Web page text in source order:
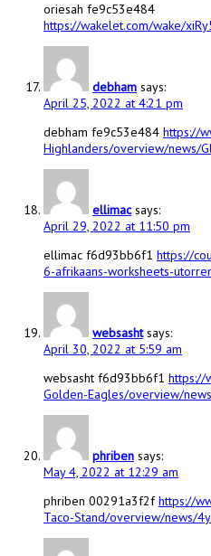
oriesah fe9c53e484
https://wakelet.com/wake/
debham says:
April 25, 2022 at 4:21 pm
debham fe9c53e484 https://
Highlanders/overview/news/
ellimac says:
April 29, 2022 at 11:50 pm
ellimac f6d93bb6f1 https://
6-afrikaans-worksheets-
websasht says:
April 30, 2022 at 5:59 am
websasht f6d93bb6f1 https://
Golden-Eagles/overview/
phriben says:
May 4, 2022 at 12:29 am
phriben 00291a3f2fhttps://
Taco-Stand/overview/news/